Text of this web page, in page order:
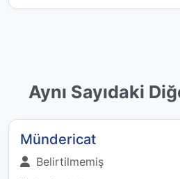
Aynı Sayıdaki
Mündericat
Belirtilmemiş